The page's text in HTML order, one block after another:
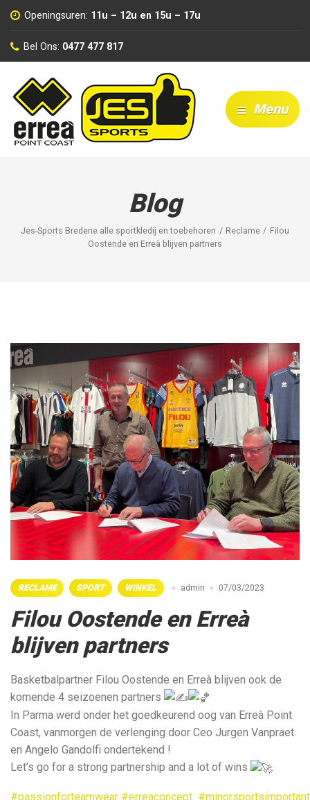
Openingsuren: 11u – 12u en 15u – 17u
Bel Ons: 0477 477 817
Menu
Blog
Jes-Sports Bredene alle sportkledij en toebehoren Reclame
Filou
Oostende en Erreà blijven partners
RECLAME SPORT WINKEL admin 07/03/2023
Filou Oostende en Erreà
blijven partners
Basketbalpartner Filou Oostende en Erreà blijven ook de
komende 4 seizoenen partners
In Parma werd onder het goedkeurend oog van Erreà Point
Coast, vanmorgen de verlenging door Ceo Jurgen Vanpraet
en Angelo Gandolfi ondertekend !
Let’s go for a strong partnership and a lot of wins
#passionforteamwear #erreaconcept